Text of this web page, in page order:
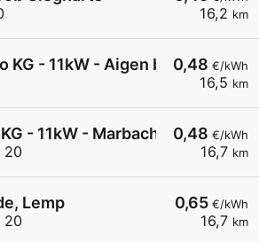
16,2 km
0,48 €/kWh
16,5 km
KG - 11kW - Aigen bei Raabs -
0,48 €/kWh
16,7 km
- 11kW - Marbach im Felde -
20
0,65 €/kWh
16,7 km
Lemp
20